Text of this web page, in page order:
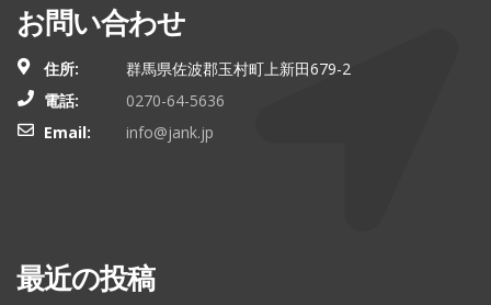
お問い合わせ
住所:
群馬県佐波郡玉村町上新田679-2
電話:
0270-64-5636
Email:
info@jank.jp
最近の投稿